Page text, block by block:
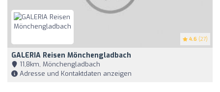
4.6 (27)
GALERIA Reisen Mönchengladbach
11,8km, Mönchengladbach
Adresse und Kontaktdaten anzeigen